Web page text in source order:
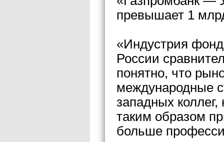
превышает 1
«Индустрия
России
понятно, что
международные
западных
таким образом
больше